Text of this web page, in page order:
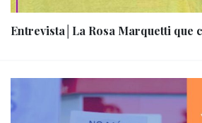
Entrevista│La Rosa Marquetti que